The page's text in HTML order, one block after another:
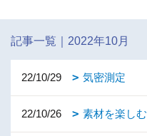
記事一覧｜2022年10月
22/10/29 気密測定
22/10/26 素材を楽しむ